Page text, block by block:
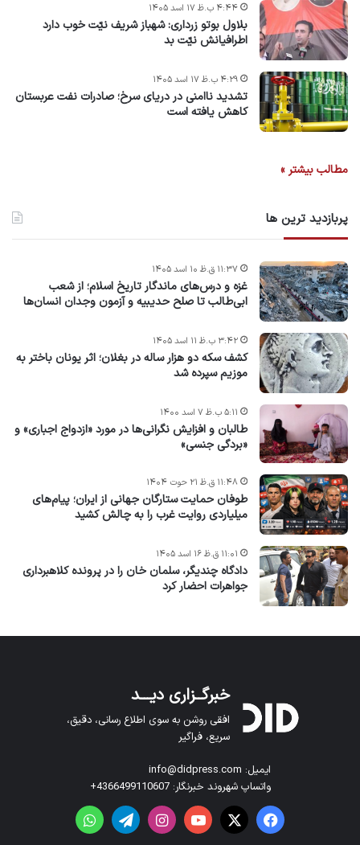
بلاول بوتو زرداری: شهباز شریف نیّت خوب دارد
اطرافیانش نیّت بد
۴:۴۴ ب.ظ ۱۷ اسد ۱۴۰۵
تشدید ناامنی در دریای سرخ؛ صادرات نفت عربستان
کاهش یافته است
۴:۲۹ ب.ظ ۱۷ اسد ۱۴۰۵
مطالب بیشتر »
پربازدید ترین ها
غزه و درس‌های ماندگار تاریخ اسلام؛ از شعب
ابی‌طالب تا صلح حدیبیه و آزمون وجدان انسان‌ها
۱۱:۳۷ ق.ظ ۱۰ اسد ۱۴۰۵
کشف سکه دو هزار ساله در بغلان؛ اثر یونان باختر به
موزیم سپرده شد
۳:۴۲ ب.ظ ۱۱ اسد ۱۴۰۵
طالبان و افزایش نگرانی‌ها در مورد «ازدواج اجباری» و
«بردگی جنسی»
۵:۱۱ ب.ظ ۷ اسد ۱۴۰۰
طوفان حمایت ستارگان جهانی از ایران؛ پیام‌های
میلیاردی روایت غرب را به چالش کشید
۱۱:۴۸ ق.ظ ۲۱ حوت ۱۴۰۴
دادگاه چندیگر، سلمان خان را در پرونده کلاهبرداری
جواهرات احضار کرد
۱۱:۰۱ ق.ظ ۱۶ اسد ۱۴۰۵
خبرگــزاری دیـــد
افقی روشن به سوی اطلاع رسانی، دقیق،
سریع، فراگیر
ایمیل: info@didpress.com
واتساپ شهروند خبرنگار: 4366499110607+
فیس بوک X یوتیوباینستاگرامتلگرامواتس آپ